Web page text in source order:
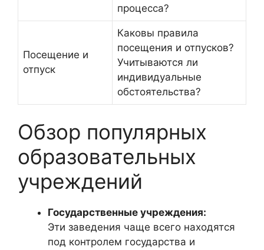
процесса?
Посещение и
отпуск
Каковы правила
посещения и отпусков?
Учитываются ли
индивидуальные
обстоятельства?
Обзор популярных
образовательных
учреждений
Государственные учреждения:
Эти заведения чаще всего находятся
под контролем государства и